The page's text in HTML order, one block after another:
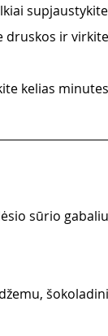
ir
kelias
sūrio